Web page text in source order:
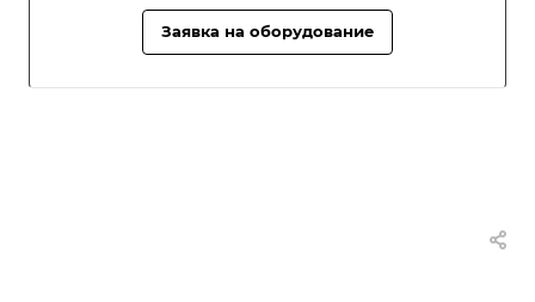
Заявка на оборудование